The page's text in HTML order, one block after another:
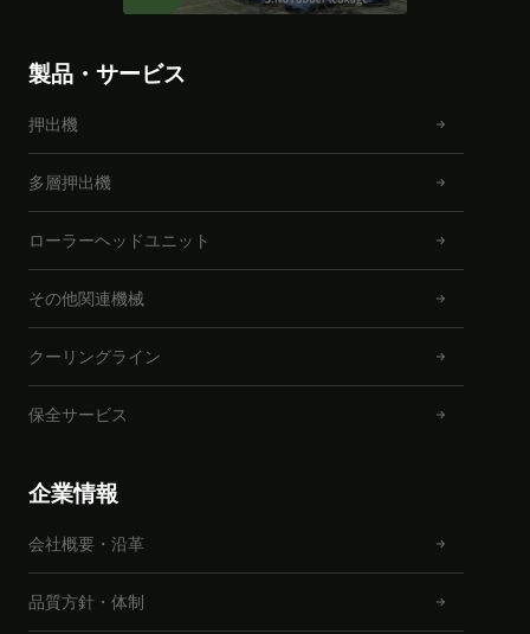
製品・サービス
押出機
多層押出機
ローラーヘッドユニット
その他関連機械
クーリングライン
保全サービス
企業情報
会社概要・沿革
品質方針・体制